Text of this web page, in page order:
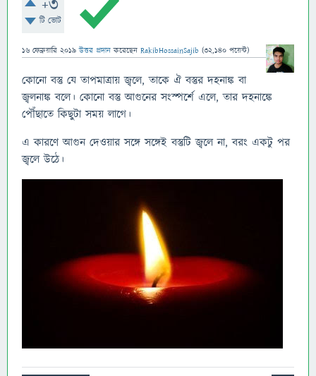
+3
টি ভোট
16 ফেব্রুয়ারি 2019 উত্তর প্রদান করেছেন RakibHossainSajib (32,140 পয়েন্ট)
কোনো বস্তু যে তাপমাত্রায় জ্বলে, তাকে ঐ বস্তুর দহনাঙ্ক বা
জ্বলনাঙ্ক বলে। কোনো বস্তু আগুনের সংস্পর্শে এলে, তার দহনাঙ্কে
পৌঁছাতে কিছুটা সময় লাগে।
এ কারণে আগুন দেওয়ার সঙ্গে সঙ্গেই বস্তুটি জ্বলে না, বরং একটু পর
জ্বলে উঠে।